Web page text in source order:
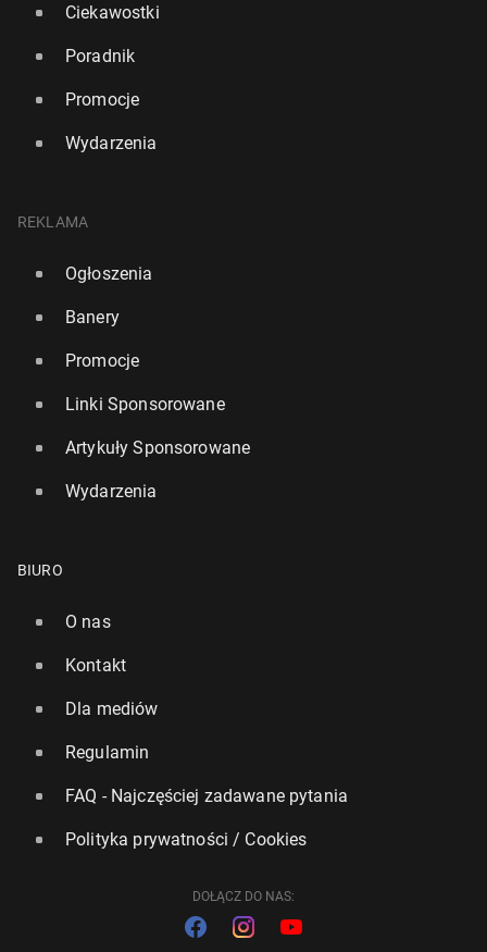
Ciekawostki
Poradnik
Promocje
Wydarzenia
REKLAMA
Ogłoszenia
Banery
Promocje
Linki Sponsorowane
Artykuły Sponsorowane
Wydarzenia
BIURO
O nas
Kontakt
Dla mediów
Regulamin
FAQ - Najczęściej zadawane pytania
Polityka prywatności / Cookies
DOŁĄCZ DO NAS: